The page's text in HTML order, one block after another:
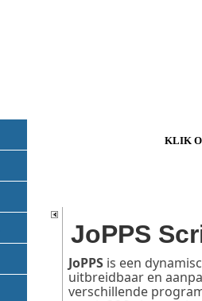
KLIK
JoPPS
JoPPS is een
uitbreidbaar en
verschillende